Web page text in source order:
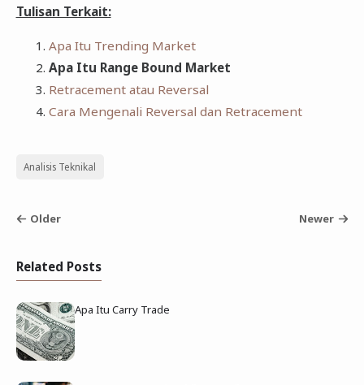
Tulisan Terkait:
Apa Itu Trending Market
Apa Itu Range Bound Market
Retracement atau Reversal
Cara Mengenali Reversal dan Retracement
Analisis Teknikal
Older Newer
Related Posts
Apa Itu Carry Trade